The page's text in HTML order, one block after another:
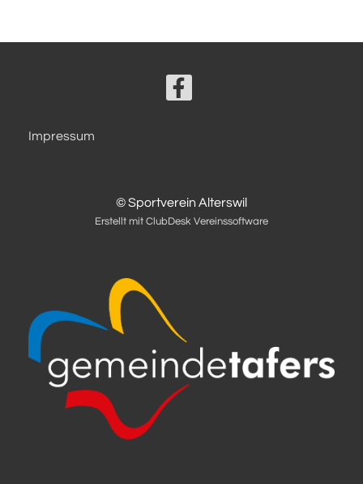
Impressum
© Sportverein Alterswil
Erstellt mit ClubDesk Vereinssoftware